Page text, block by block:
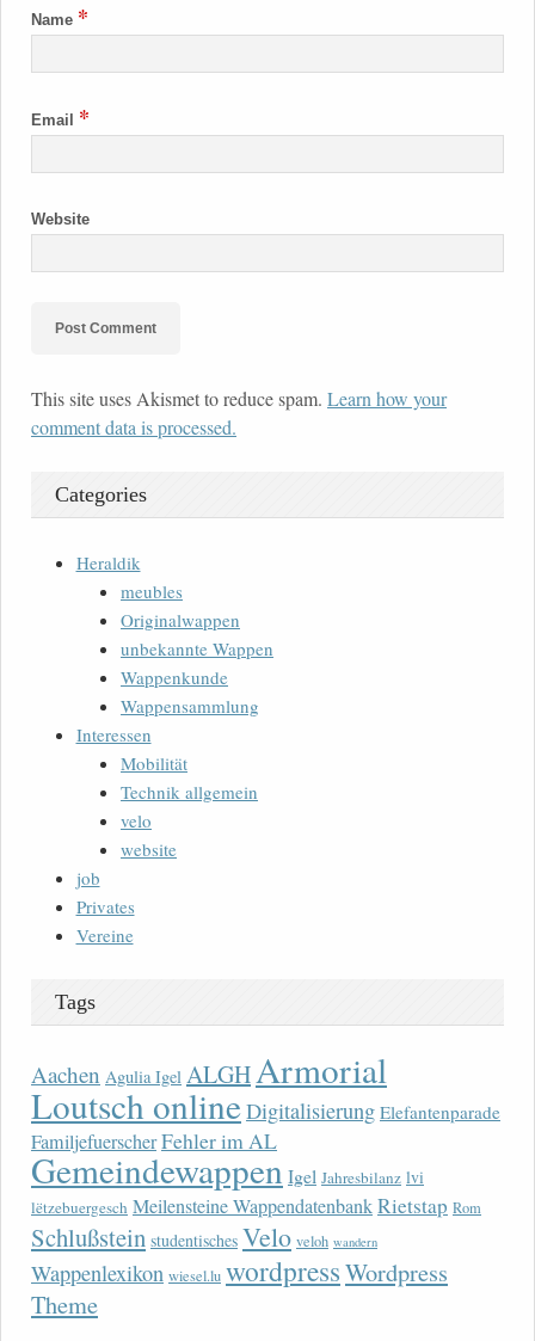
Name *
Email *
Website
This site uses Akismet to reduce spam. Learn how your
comment data is processed.
Categories
Heraldik
meubles
Originalwappen
unbekannte Wappen
Wappenkunde
Wappensammlung
Interessen
Mobilität
Technik allgemein
velo
website
job
Privates
Vereine
Tags
Aachen Agulia Igel ALGHArmorial
Loutsch onlineDigitalisierung Elefantenparade
FamiljefuerscherFehler im AL
Gemeindewappen Igel Jahresbilanz lvi
lëtzebuergesch Meilensteine WappendatenbankRietstap Rom
Schlußstein studentisches Velo veloh wandern
Wappenlexikon wiesel.lu wordpressWordpress
Theme